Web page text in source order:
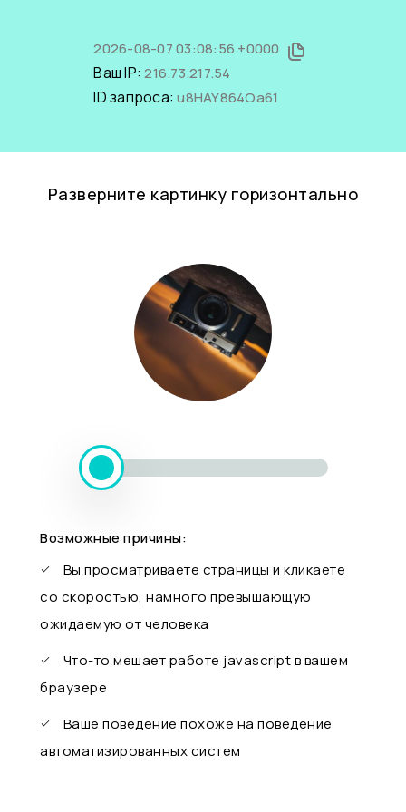
2026-08-07 03:08:56 +0000
Ваш IP:216.73.217.54
ID запроса:u8HAY864Oa61
Разверните картинку горизонтально
Возможные причины:
Вы просматриваете страницы и кликаете
со скоростью, намного превышающую
ожидаемую от человека
Что-то мешает работе javascript в вашем
браузере
Ваше поведение похоже на поведение
автоматизированных систем